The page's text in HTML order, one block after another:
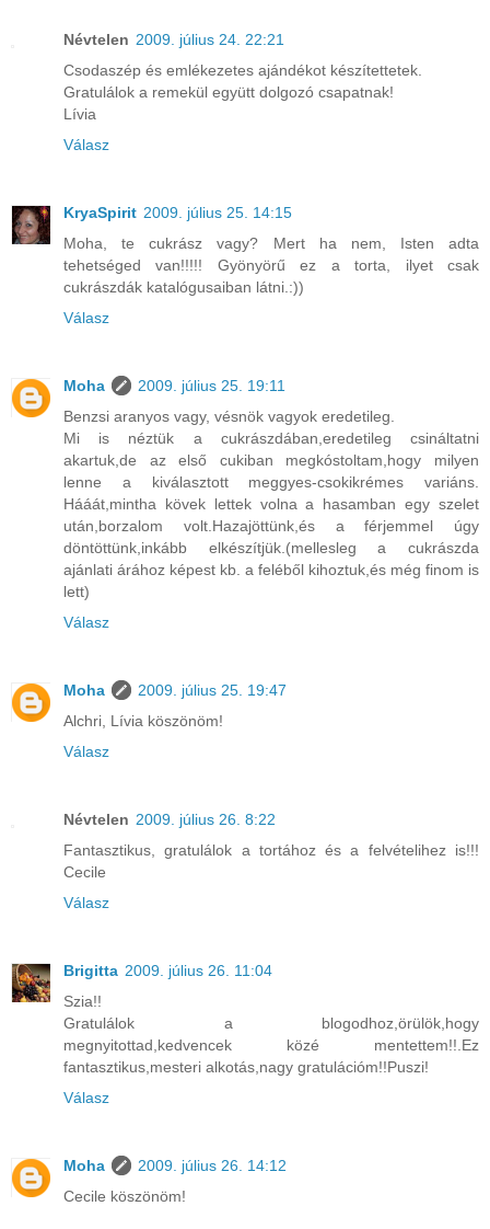
Névtelen 2009. július 24. 22:21
Csodaszép és emlékezetes ajándékot készítettetek.
Gratulálok a remekül együtt dolgozó csapatnak!
Lívia
Válasz
KryaSpirit 2009. július 25. 14:15
Moha, te cukrász vagy? Mert ha nem, Isten adta
tehetséged van!!!!! Gyönyörű ez a torta, ilyet csak
cukrászdák katalógusaiban látni.:))
Válasz
Moha
2009. július 25. 19:11
Benzsi aranyos vagy, vésnök vagyok eredetileg.
Mi is néztük a cukrászdában,eredetileg csináltatni
akartuk,de az első cukiban megkóstoltam,hogy milyen
lenne a kiválasztott meggyes-csokikrémes variáns.
Hááát,mintha kövek lettek volna a hasamban egy szelet
után,borzalom volt.Hazajöttünk,és a férjemmel úgy
döntöttünk,inkább elkészítjük.(mellesleg a cukrászda
ajánlati árához képest kb. a feléből kihoztuk,és még finom is
lett)
Válasz
Moha
2009. július 25. 19:47
Alchri, Lívia köszönöm!
Válasz
Névtelen 2009. július 26. 8:22
Fantasztikus, gratulálok a tortához és a felvételihez is!!!
Cecile
Válasz
Brigitta 2009. július 26. 11:04
Szia!!
Gratulálok a blogodhoz,örülök,hogy
megnyitottad,kedvencek közé mentettem!!.Ez
fantasztikus,mesteri alkotás,nagy gratulációm!!Puszi!
Válasz
Moha
2009. július 26. 14:12
Cecile köszönöm!